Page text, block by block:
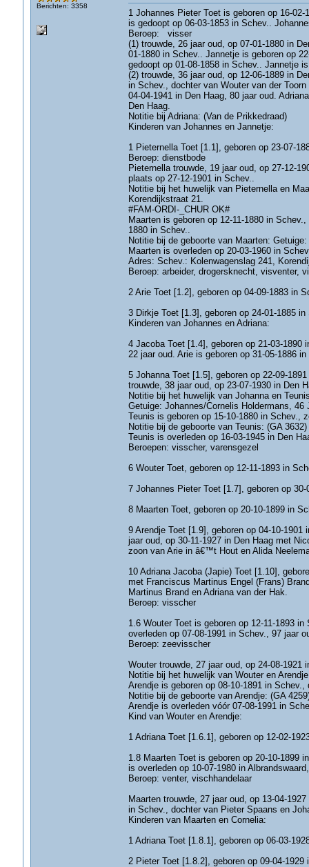
Berichten: 3358
1 Johannes Pieter Toet is geboren op 16-
is gedoopt op 06-03-1853 in Schev..
Beroep: visser
(1) trouwde, 26 jaar oud, op 07-01-1880 in
01-1880 in Schev.. Jannetje is geboren op
gedoopt op 01-08-1858 in Schev.. Jannetje
(2) trouwde, 36 jaar oud, op 12-06-1889 in
in Schev., dochter van Wouter van der
04-04-1941 in Den Haag, 80 jaar oud.
Den Haag.
Notitie bij Adriana: (Van de Prikkedraad)
Kinderen van Johannes en Jannetje:
1 Pieternella Toet [1.1], geboren op 23-07-
Beroep: dienstbode
Pieternella trouwde, 19 jaar oud, op 27-12-
plaats op 27-12-1901 in Schev..
Notitie bij het huwelijk van Pieternella en
Korendijkstraat 21.
#FAM-ORDI-_CHUR OK#
Maarten is geboren op 12-11-1880 in
1880 in Schev..
Notitie bij de geboorte van Maarten:
Maarten is overleden op 20-03-1960 in
Adres: Schev.: Kolenwagenslag 241,
Beroep: arbeider, drogersknecht,
2 Arie Toet [1.2], geboren op 04-09-1883 in
3 Dirkje Toet [1.3], geboren op 24-01-1885
Kinderen van Johannes en Adriana:
4 Jacoba Toet [1.4], geboren op 21-03-1890
22 jaar oud. Arie is geboren op 31-05-1886
5 Johanna Toet [1.5], geboren op 22-09-
trouwde, 38 jaar oud, op 23-07-1930 in Den
Notitie bij het huwelijk van Johanna en
Getuige: Johannes/Cornelis Holdermans, 46
Teunis is geboren op 15-10-1880 in Schev.,
Notitie bij de geboorte van Teunis: (GA 3632)
Teunis is overleden op 16-03-1945 in Den
Beroepen: visscher, varensgezel
6 Wouter Toet, geboren op 12-11-1893 in
7 Johannes Pieter Toet [1.7], geboren op
8 Maarten Toet, geboren op 20-10-1899 in
9 Arendje Toet [1.9], geboren op 04-10-
jaar oud, op 30-11-1927 in Den Haag met
zoon van Arie in â€™t Hout en Alida
10 Adriana Jacoba (Japie) Toet [1.10],
met Franciscus Martinus Engel (Frans)
Martinus Brand en Adriana van der Hak.
Beroep: visscher
1.6 Wouter Toet is geboren op 12-11-1893
overleden op 07-08-1991 in Schev., 97 jaar
Beroep: zeevisscher
Wouter trouwde, 27 jaar oud, op 24-08-1921
Notitie bij het huwelijk van Wouter en
Arendje is geboren op 08-10-1891 in
Notitie bij de geboorte van Arendje: (GA
Arendje is overleden vóór 07-08-1991 in
Kind van Wouter en Arendje:
1 Adriana Toet [1.6.1], geboren op 12-02-
1.8 Maarten Toet is geboren op 20-10-1899
is overleden op 10-07-1980 in
Beroep: venter, vischhandelaar
Maarten trouwde, 27 jaar oud, op 13-04-
in Schev., dochter van Pieter Spaans en
Kinderen van Maarten en Cornelia:
1 Adriana Toet [1.8.1], geboren op 06-03-
2 Pieter Toet [1.8.2], geboren op 09-04-1929